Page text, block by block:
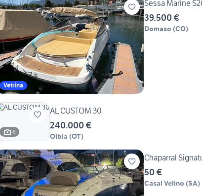
Vetrina
Sessa Marine
39.500 €
Domaso (CO)
6
AL CUSTOM 30
240.000 €
Olbia (OT)
Chaparral
50 €
Casal Velino (SA)